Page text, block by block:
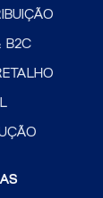
B2C